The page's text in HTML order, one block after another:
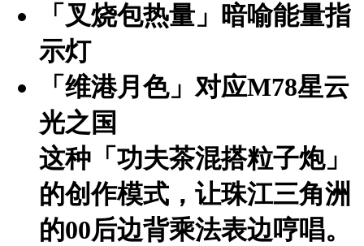
「叉烧包热量」 暗喻能量指
示灯
「维港月色」对应M78星云
光之国
这种 「功夫茶混搭粒子炮」
的创作模式，让珠江三角洲
的00后边背乘法表边哼唱。